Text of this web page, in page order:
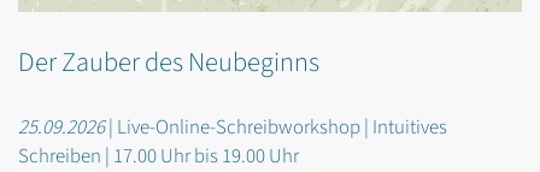
Der Zauber des Neubeginns
25.09.2026| Live-Online-Schreibworkshop | Intuitives
Schreiben | 17.00 Uhr bis 19.00 Uhr